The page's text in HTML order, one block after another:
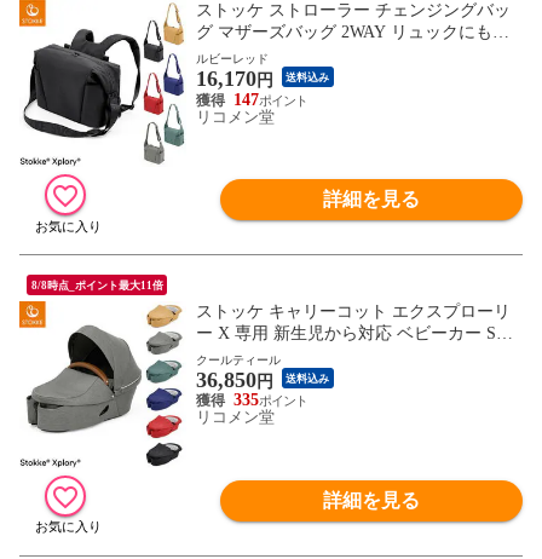
ストッケ ストローラー チェンジングバッ
グ マザーズバッグ 2WAY リュックにもな
る STOKKE ストッケ正規販売店【送料無
料】
ルビーレッド
16,170円 送料込み
147
リコメン堂
詳細を見る
8/8時点_ポイント最大11倍
ストッケ キャリーコット エクスプローリ
ー X 専用 新生児から対応 ベビーカー STO
KKE ストッケ正規販売店【送料無料】
クールティール
36,850円 送料込み
335
リコメン堂
詳細を見る